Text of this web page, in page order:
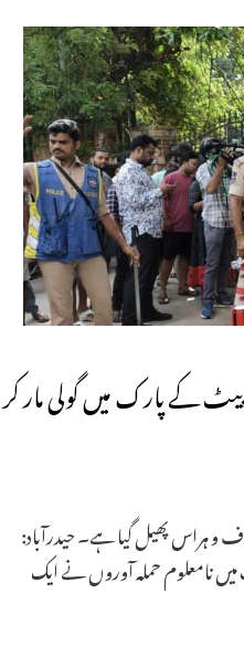
کے پارک میں گولی مار کر
ہراس پھیل گیا ہے۔ حیدرآباد:
نامعلوم حملہ آوروں نے ایک